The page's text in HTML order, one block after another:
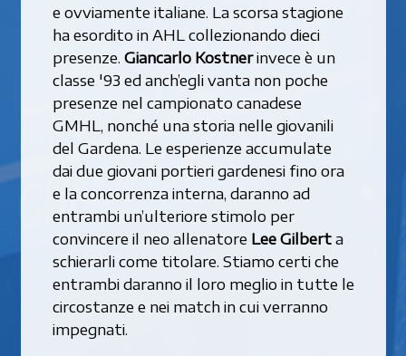
e ovviamente italiane. La scorsa stagione
ha esordito in AHL collezionando dieci
presenze. Giancarlo Kostnerinvece è un
classe '93 ed anch’egli vanta non poche
presenze nel campionato canadese
GMHL, nonché una storia nelle giovanili
del Gardena. Le esperienze accumulate
dai due giovani portieri gardenesi fino ora
e la concorrenza interna, daranno ad
entrambi un’ulteriore stimolo per
convincere il neo allenatore Lee Gilberta
schierarli come titolare. Stiamo certi che
entrambi daranno il loro meglio in tutte le
circostanze e nei match in cui verranno
impegnati.